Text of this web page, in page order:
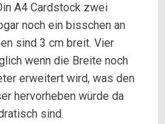
A4 Cardstock zwei
noch ein bisschen an
sind 3 cm breit. Vier
wenn die Breite noch
erweitert wird, was den
hervorheben würde da
sind.